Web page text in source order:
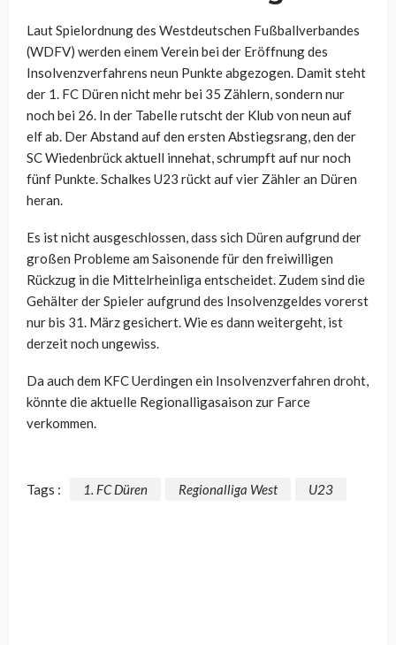
Laut Spielordnung des Westdeutschen Fußballverbandes
(WDFV) werden einem Verein bei der Eröffnung des
Insolvenzverfahrens neun Punkte abgezogen. Damit steht
der 1. FC Düren nicht mehr bei 35 Zählern, sondern nur
noch bei 26. In der Tabelle rutscht der Klub von neun auf
elf ab. Der Abstand auf den ersten Abstiegsrang, den der
SC Wiedenbrück aktuell innehat, schrumpft auf nur noch
fünf Punkte. Schalkes U23 rückt auf vier Zähler an Düren
heran.
Es ist nicht ausgeschlossen, dass sich Düren aufgrund der
großen Probleme am Saisonende für den freiwilligen
Rückzug in die Mittelrheinliga entscheidet. Zudem sind die
Gehälter der Spieler aufgrund des Insolvenzgeldes vorerst
nur bis 31. März gesichert. Wie es dann weitergeht, ist
derzeit noch ungewiss.
Da auch dem KFC Uerdingen ein Insolvenzverfahren droht,
könnte die aktuelle Regionalligasaison zur Farce
verkommen.
Tags : 1. FC Düren Regionalliga West U23